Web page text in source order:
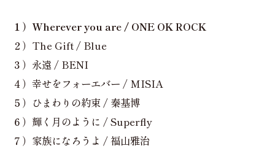
１）Wherever you are / ONE OK ROCK
２）The Gift / Blue
３）永遠 / BENI
４）幸せをフォーエバー / MISIA
５）ひまわりの約束 / 秦基博
６）輝く月のように / Superfly
７）家族になろうよ / 福山雅治